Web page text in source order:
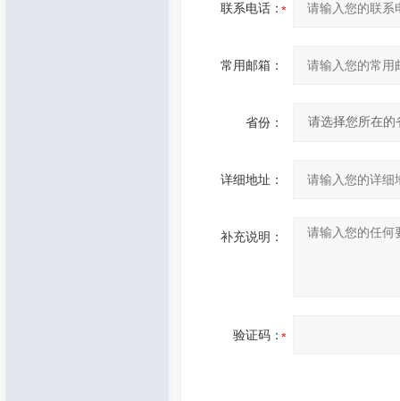
联系电话：
常用邮箱：
省份：
详细地址：
补充说明：
验证码：